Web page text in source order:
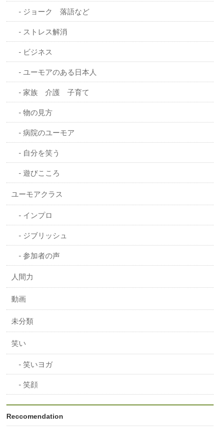
ジョーク 落語など
ストレス解消
ビジネス
ユーモアのある日本人
家族 介護 子育て
物の見方
病院のユーモア
自分を笑う
遊びこころ
ユーモアクラス
インプロ
ジブリッシュ
参加者の声
人間力
動画
未分類
笑い
笑いヨガ
笑顔
Reccomendation